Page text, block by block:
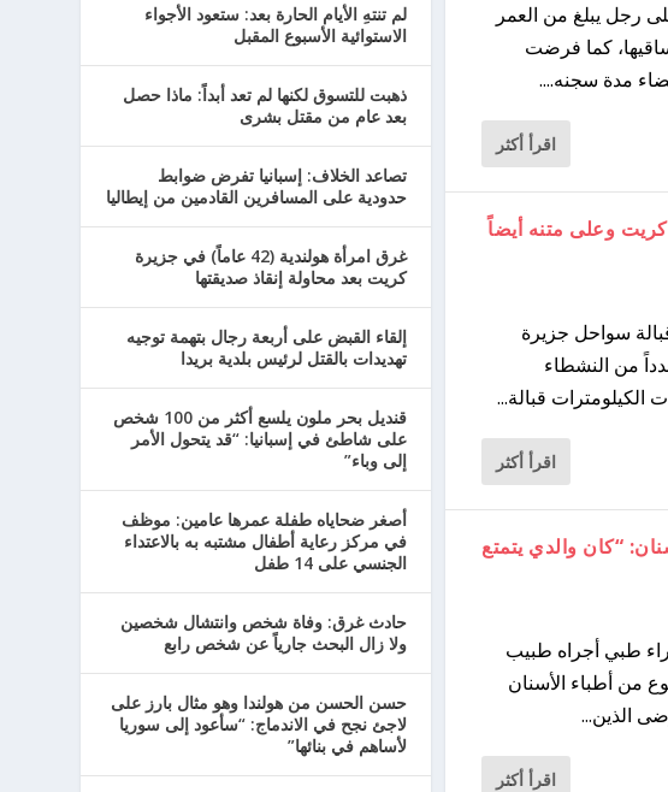
رجل يبلغ من العمر
ساقيها، كما فرضت
مدة سجنه....
اقرأ أكثر
وعلى متنه أيضاً
سواحل جزيرة
من النشطاء
قبالة...
اقرأ أكثر
“كان والدي يتمتع
أثناء إجراء طبي أجراه طبيب
من أطباء الأسنان
الذين...
اقرأ أكثر
لم تنتهِ الأيام الحارة بعد: ستعود الأجواء
الاستوائية الأسبوع المقبل
ذهبت للتسوق لكنها لم تعد أبداً: ماذا حصل
بعد عام من مقتل بشرى
تصاعد الخلاف: إسبانيا تفرض ضوابط
حدودية على المسافرين القادمين من إيطاليا
غرق امرأة هولندية (42 عاماً) في جزيرة
كريت بعد محاولة إنقاذ صديقتها
إلقاء القبض على أربعة رجال بتهمة توجيه
تهديدات بالقتل لرئيس بلدية بريدا
قنديل بحر ملون يلسع أكثر من 100 شخص
على شاطئ في إسبانيا: “قد يتحول الأمر
إلى وباء”
أصغر ضحاياه طفلة عمرها عامين: موظف
في مركز رعاية أطفال مشتبه به بالاعتداء
الجنسي على 14 طفل
حادث غرق: وفاة شخص وانتشال شخصين
ولا زال البحث جارياً عن شخص رابع
حسن الحسن من هولندا وهو مثال بارز على
لاجئ نجح في الاندماج: “سأعود إلى سوريا
لأساهم في بنائها”